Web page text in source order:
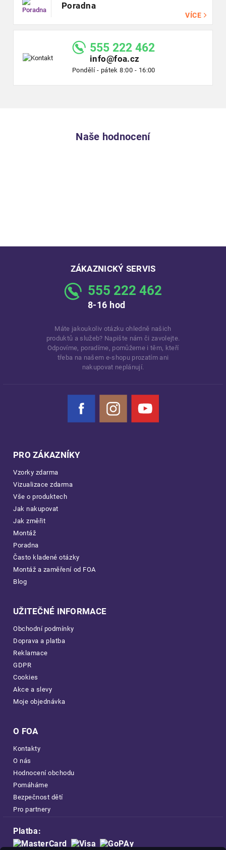
Poradna
VÍCE
555 222 462
info@foa.cz
Pondělí - pátek 8:00 - 16:00
Naše hodnocení
ZÁKAZNICKÝ SERVIS
555 222 462
8-16 hod
Máte jakoukoliv otázku ohledně našich
produktů a služeb? Napište nám či zavolejte.
Odpovíme, poradíme, pomůžeme i těm, kteří
třeba na našem e-shopu prozatím ani
nakupovat neplánují.
Facebook Instagram YouTube
PRO ZÁKAZNÍKY
Vzorky zdarma
Vizualizace zdarma
Vše o produktech
Jak nakupovat
Jak změřit
Montáž
Poradna
Často kladené otázky
Montáž a zaměření od FOA
Blog
UŽITEČNÉ INFORMACE
Obchodní podmínky
Doprava a platba
Reklamace
GDPR
Cookies
Akce a slevy
Moje objednávka
O FOA
Kontakty
O nás
Hodnocení obchodu
Pomáháme
Bezpečnost dětí
Pro partnery
Platba: